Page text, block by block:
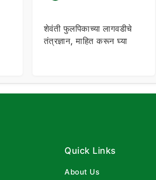
शेवंती फुलपिकाच्या लागवडीचे
तंत्रज्ञान, माहित करून घ्या
Quick Links
About Us